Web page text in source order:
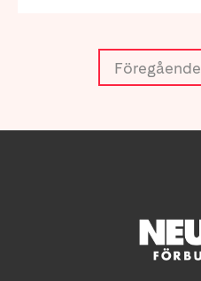
Föregående